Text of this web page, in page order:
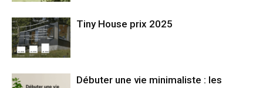
Tiny House prix 2025
Débuter une vie minimaliste : les